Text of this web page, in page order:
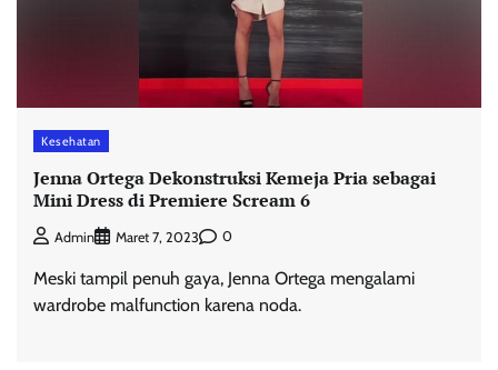
Kesehatan
Jenna Ortega Dekonstruksi Kemeja Pria sebagai
Mini Dress di Premiere Scream 6
Admin Maret 7, 2023 0
Meski tampil penuh gaya, Jenna Ortega mengalami
wardrobe malfunction karena noda.